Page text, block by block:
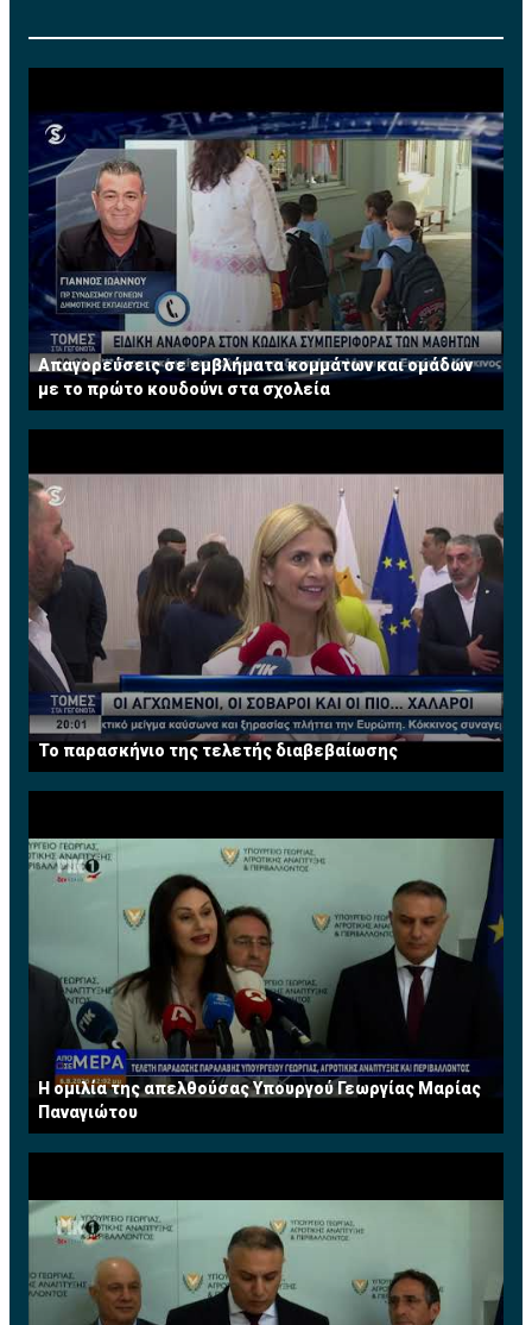
Απαγορεύσεις σε εμβλήματα κομμάτων και ομάδων
με το πρώτο κουδούνι στα σχολεία
Το παρασκήνιο της τελετής διαβεβαίωσης
Η ομιλία της απελθούσας Υπουργού Γεωργίας Μαρίας
Παναγιώτου